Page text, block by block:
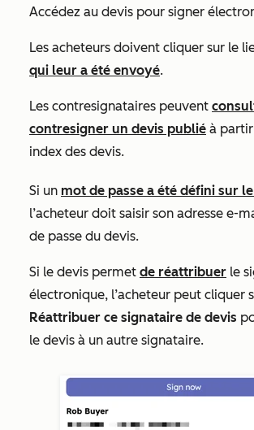
Accédez au devis pour signer
Les acheteurs doivent cliquer sur le
qui leur a été envoyé.
Les contresignataires peuvent
contresigner un devis publié à
index des devis.
Si un mot de passe a été défini sur
l’acheteur doit saisir son adresse e-
de passe du devis.
Si le devis permet de réattribuer le
électronique, l’acheteur peut cliquer
Réattribuer ce signataire de devis
le devis à un autre signataire.